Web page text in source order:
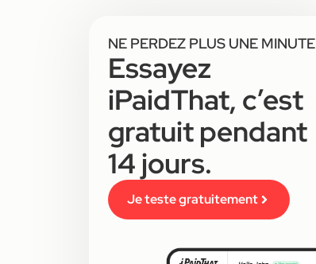
NE PERDEZ PLUS UNE MINUTE
Essayez
iPaidThat, c’est
gratuit pendant
14 jours.
Je teste gratuitement